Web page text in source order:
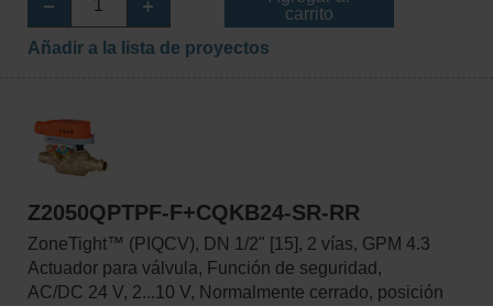
carrito
Añadir a la lista de proyectos
Z2050QPTPF-F+CQKB24-SR-RR
ZoneTight™ (PIQCV), DN 1/2" [15], 2 vías, GPM 4.3
Actuador para válvula, Función de seguridad,
AC/DC 24 V, 2...10 V, Normalmente cerrado, posición